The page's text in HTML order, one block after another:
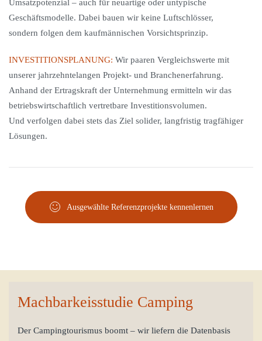
Umsatzpotenzial – auch für neuartige oder untypische
Geschäftsmodelle. Dabei bauen wir keine Luftschlösser,
sondern folgen dem kaufmännischen Vorsichtsprinzip.
INVESTITIONSPLANUNG: Wir paaren Vergleichswerte mit
unserer jahrzehntelangen Projekt- und Branchenerfahrung.
Anhand der Ertragskraft der Unternehmung ermitteln wir das
betriebswirtschaftlich vertretbare Investitionsvolumen.
Und verfolgen dabei stets das Ziel solider, langfristig tragfähiger
Lösungen.
Ausgewählte Referenzprojekte kennenlernen
Machbarkeisstudie Camping
Der Campingtourismus boomt – wir liefern die Datenbasis